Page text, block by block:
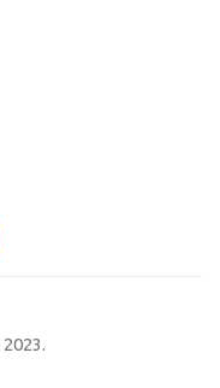
2023.